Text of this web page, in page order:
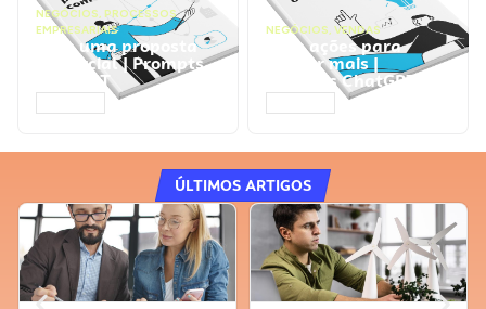
NEGÓCIOS, PROCESSOS
EMPRESARIAIS
Faça uma proposta
comercial | Prompts
ChatGPT
NEGÓCIOS, VENDAS
Faça ações para
vender mais |
Prompts ChatGPT
ÚLTIMOS ARTIGOS